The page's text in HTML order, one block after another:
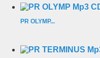
PR OLYMP...